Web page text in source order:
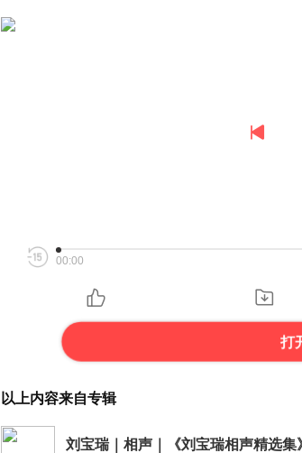
00:00
打
以上内容来自专辑
刘宝瑞｜相声｜《刘宝瑞相声精选集